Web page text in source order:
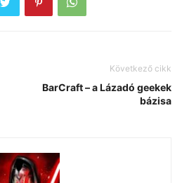
Következő cikk
BarCraft – a Lázadó geekek
bázisa